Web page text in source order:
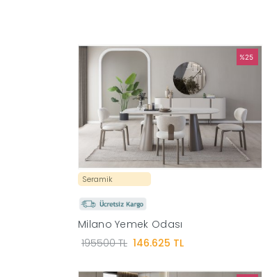
%25
Seramik
Milano Yemek Odası
195500 TL 146.625 TL